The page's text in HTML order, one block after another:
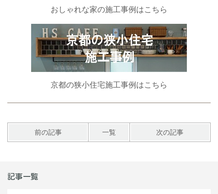
おしゃれな家の施工事例はこちら
京都の狭小住宅施工事例はこちら
前の記事 一覧 次の記事
記事一覧